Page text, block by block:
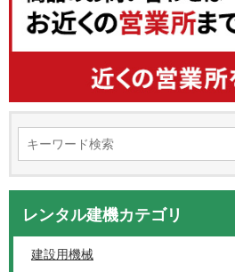
レンタル建機カテゴリ
建設用機械